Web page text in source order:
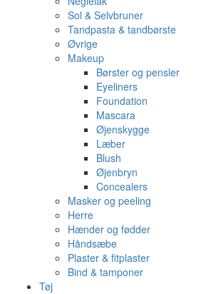
Sol & Selvbruner
Tandpasta & tandbørste
Øvrige
Makeup
Børster og pensler
Eyeliners
Foundation
Mascara
Øjenskygge
Læber
Blush
Øjenbryn
Concealers
Masker og peeling
Herre
Hænder og fødder
Håndsæbe
Plaster & fitplaster
Bind & tamponer
Tøj